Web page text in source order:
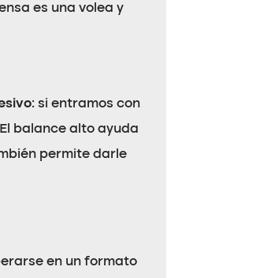
es una volea y
: si entramos con
balance alto ayuda
permite darle
en un formato